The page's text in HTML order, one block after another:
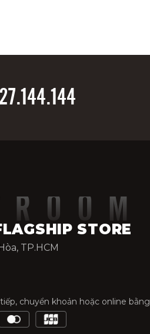
STORE
TP.HCM
chuyển khoản hoặc online bằng